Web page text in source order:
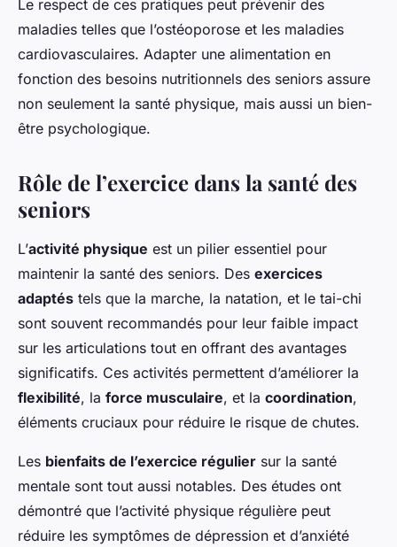
Le respect de ces pratiques peut prévenir des
maladies telles que l’ostéoporose et les maladies
cardiovasculaires. Adapter une alimentation en
fonction des besoins nutritionnels des seniors assure
non seulement la santé physique, mais aussi un bien-
être psychologique.
Rôle de l’exercice dans la santé des
seniors
L’activité physique est un pilier essentiel pour
maintenir la santé des seniors. Des exercices
adaptés tels que la marche, la natation, et le tai-chi
sont souvent recommandés pour leur faible impact
sur les articulations tout en offrant des avantages
significatifs. Ces activités permettent d’améliorer la
flexibilité, la force musculaire, et la coordination,
éléments cruciaux pour réduire le risque de chutes.
Les bienfaits de l’exercice régulier sur la santé
mentale sont tout aussi notables. Des études ont
démontré que l’activité physique régulière peut
réduire les symptômes de dépression et d’anxiété